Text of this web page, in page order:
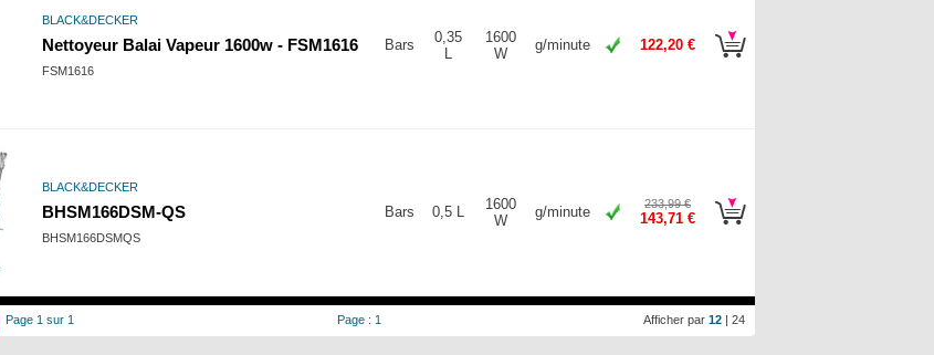
BLACK&DECKER
Nettoyeur Balai Vapeur 1600w - FSM1616
FSM1616
Bars
0,35
L
1600
W
g/minute 122,20 €
BLACK&DECKER
BHSM166DSM-QS
BHSM166DSMQS
Bars 0,5 L
1600
W
g/minute 233,99 €
143,71 €
Afficher par 12 | 24
Page 1 sur 1 Page : 1